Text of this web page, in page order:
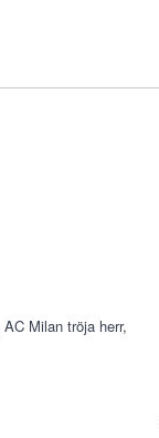
AC Milan tröja herr,